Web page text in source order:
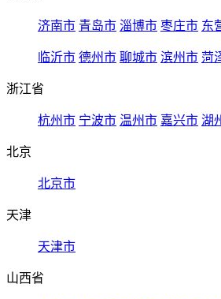
济南市 青岛市 淄博市 枣庄市 东
临沂市 德州市 聊城市 滨州市 菏
浙江省
杭州市 宁波市 温州市 嘉兴市 湖
北京
北京市
天津
天津市
山西省